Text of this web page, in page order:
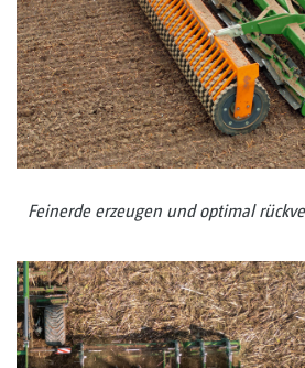
Feinerde erzeugen und optimal